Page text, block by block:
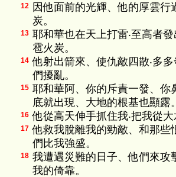
12
因他面前的光輝、他的厚雲行
炭。
13 耶和華也在天上打雷‧至高者
雹火炭。
14 他射出箭來、使仇敵四散‧多
們擾亂。
15 耶和華阿、你的斥責一發、你
底就出現、大地的根基也顯露。
16 他從高天伸手抓住我‧把我從大
17 他救我脫離我的勁敵、和那些
們比我強盛。
18 我遭遇災難的日子、他們來攻
我的倚靠。